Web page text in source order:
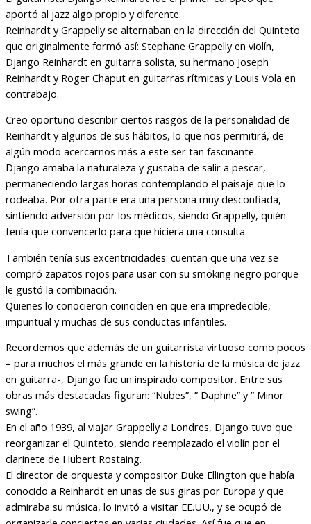
aportó al jazz algo propio y diferente.
Reinhardt y Grappelly se alternaban en la dirección del Quinteto
que originalmente formó así: Stephane Grappelly en violín,
Django Reinhardt en guitarra solista, su hermano Joseph
Reinhardt y Roger Chaput en guitarras rítmicas y Louis Vola en
contrabajo.
Creo oportuno describir ciertos rasgos de la personalidad de
Reinhardt y algunos de sus hábitos, lo que nos permitirá, de
algún modo acercarnos más a este ser tan fascinante.
Django amaba la naturaleza y gustaba de salir a pescar,
permaneciendo largas horas contemplando el paisaje que lo
rodeaba. Por otra parte era una persona muy desconfiada,
sintiendo adversión por los médicos, siendo Grappelly, quién
tenía que convencerlo para que hiciera una consulta.
También tenía sus excentricidades: cuentan que una vez se
compró zapatos rojos para usar con su smoking negro porque
le gustó la combinación.
Quienes lo conocieron coinciden en que era impredecible,
impuntual y muchas de sus conductas infantiles.
Recordemos que además de un guitarrista virtuoso como pocos
– para muchos el más grande en la historia de la música de jazz
en guitarra-, Django fue un inspirado compositor. Entre sus
obras más destacadas figuran: “Nubes”, ” Daphne” y ” Minor
swing”.
En el año 1939, al viajar Grappelly a Londres, Django tuvo que
reorganizar el Quinteto, siendo reemplazado el violín por el
clarinete de Hubert Rostaing.
El director de orquesta y compositor Duke Ellington que había
conocido a Reinhardt en unas de sus giras por Europa y que
admiraba su música, lo invitó a visitar EE.UU., y se ocupó de